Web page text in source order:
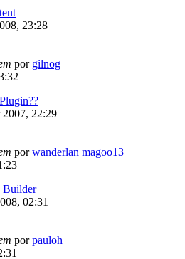
23:28
por gilnog
22:29
porwanderlan magoo13
Builder
02:31
porpauloh